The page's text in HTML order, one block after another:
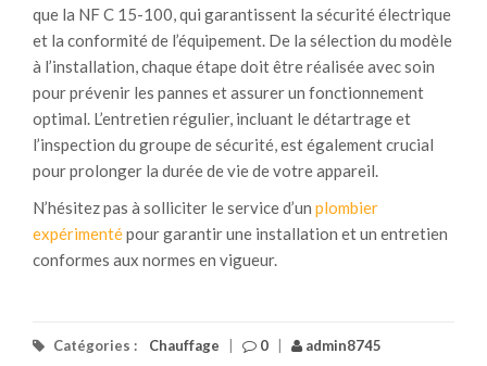
que la NF C 15-100, qui garantissent la sécurité électrique
et la conformité de l’équipement. De la sélection du modèle
à l’installation, chaque étape doit être réalisée avec soin
pour prévenir les pannes et assurer un fonctionnement
optimal. L’entretien régulier, incluant le détartrage et
l’inspection du groupe de sécurité, est également crucial
pour prolonger la durée de vie de votre appareil.
N’hésitez pas à solliciter le service d’un plombier
expérimentépour garantir une installation et un entretien
conformes aux normes en vigueur.
Catégories : Chauffage 0 admin8745